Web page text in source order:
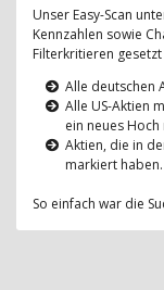
Unser Easy-Scan
Kennzahlen sowie
Filterkritieren
Alle deutschen
Alle US-Aktien
ein neues
Aktien, die in
markiert haben.
So einfach war die